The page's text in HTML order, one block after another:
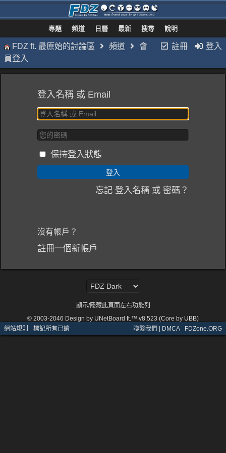
專題 頻道 日曆 最新 搜尋 說明
註冊 登入
FDZ ft. 最原始的討論區 頻道
會
員登入
登入名稱 或 Email
保持登入狀態
忘記 登入名稱 或 密碼？
沒有帳戶？
註冊一個新帳戶
顯示/隱藏此頁面左右功能列
© 2003-2046 Design by UNetBoard ft.™ v8.523 (Core by UBB)
網站規則 · 標記所有已讀 聯繫我們 | DMCA· FDZone.ORG